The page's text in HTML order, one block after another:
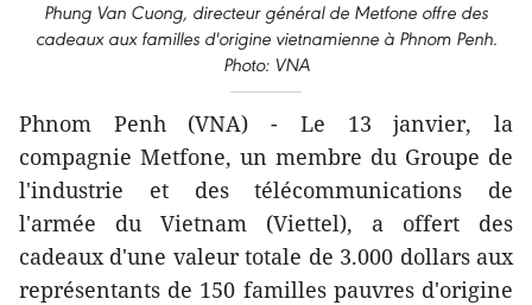
Phung Van Cuong, directeur général de Metfone offre des
cadeaux aux familles d'origine vietnamienne à Phnom Penh.
Photo: VNA
Phnom Penh (VNA) - Le 13 janvier, la
compagnie Metfone, un membre du Groupe de
l'industrie et des télécommunications de
l'armée du Vietnam (Viettel), a offert des
cadeaux d'une valeur totale de 3.000 dollars aux
représentants de 150 familles pauvres d'origine